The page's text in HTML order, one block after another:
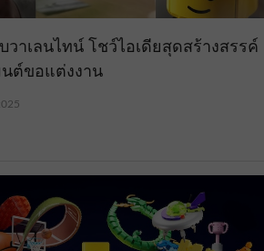
วาเลนไทน์ โชว์ไอเดียสุดสร้างสรรค์
ต์ขอแต่งงาน